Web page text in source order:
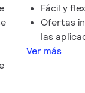
Fácil y
Ofertas
las
Ver más